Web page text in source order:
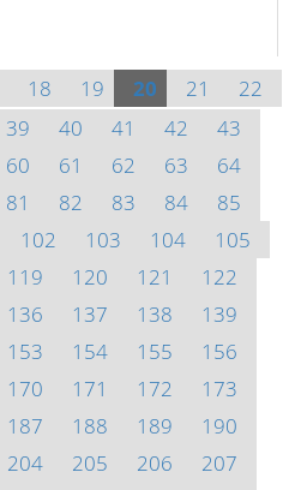
18 19 20 21
22
39 40 41 42
43
60 61 62 63
64
81 82 83 84
85
102 103 104
105
119 120 121
122
136 137 138
139
153 154 155
156
170 171 172
173
187 188 189
190
204 205 206
207